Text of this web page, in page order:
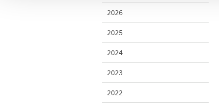
2026
2025
2024
2023
2022